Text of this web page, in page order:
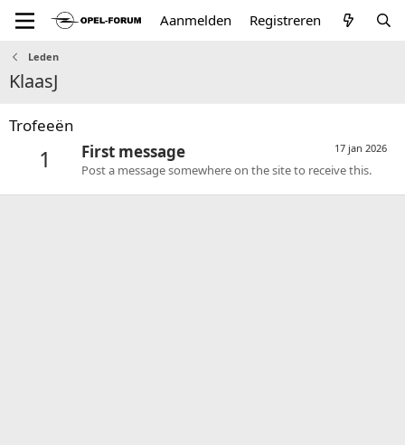
Aanmelden Registreren
Leden
KlaasJ
Trofeeën
1 17 jan 2026
First message
Post a message somewhere on the site to receive this.